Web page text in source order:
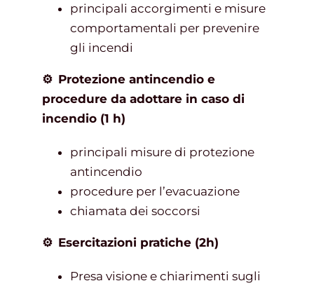
principali accorgimenti e misure
comportamentali per prevenire
gli incendi
⚙ Protezione antincendio e
procedure da adottare in caso di
incendio (1 h)
principali misure di protezione
antincendio
procedure per l’evacuazione
chiamata dei soccorsi
⚙ Esercitazioni pratiche (2h)
Presa visione e chiarimenti sugli